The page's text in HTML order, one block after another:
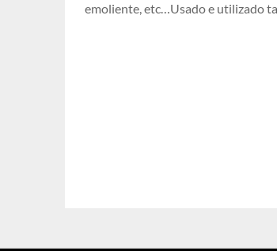
emoliente, etc…Usado e utilizado